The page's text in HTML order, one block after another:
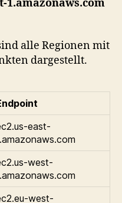
1.amazonaws.com
alle Regionen mit
dargestellt.
east-
west-
west-